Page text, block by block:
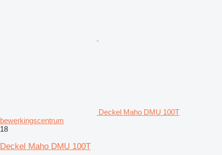
Deckel Maho DMU 100T
bewerkingscentrum
18
Deckel Maho DMU 100T